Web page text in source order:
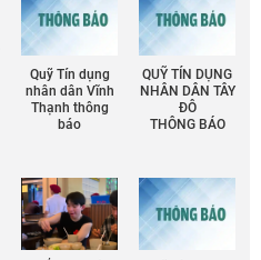
Quỹ Tín dụng
nhân dân Vĩnh
Thạnh thông
báo
QUỸ TÍN DỤNG
NHÂN DÂN TÂY
ĐÔ
THÔNG BÁO